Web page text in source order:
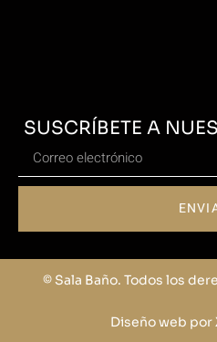
SUSCRÍBETE A
© Sala Baño. Todos los
Diseño web por